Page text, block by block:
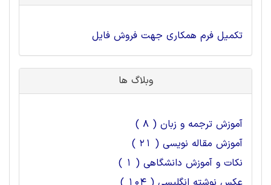
تکمیل فرم همکاری جهت فروش فایل
وبلاگ ها
آموزش ترجمه و زبان ( 8 )
آموزش مقاله نویسی ( 21 )
نکات و آموزش دانشگاهی ( 1 )